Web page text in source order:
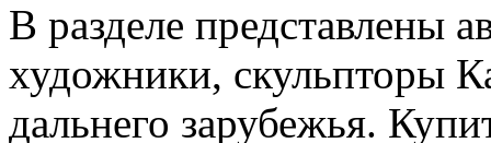
В разделе представлены
художники, скульпторы
дальнего зарубежья.